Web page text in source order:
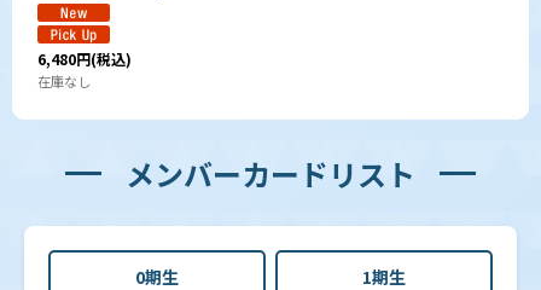
6,480円(税込)
在庫なし
メンバーカードリスト
0期生 1期生